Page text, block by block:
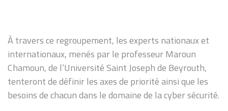
À travers ce regroupement, les experts nationaux et
internationaux, menés par le professeur Maroun
Chamoun, de l’Université Saint Joseph de Beyrouth,
tenteront de définir les axes de priorité ainsi que les
besoins de chacun dans le domaine de la cyber sécurité.